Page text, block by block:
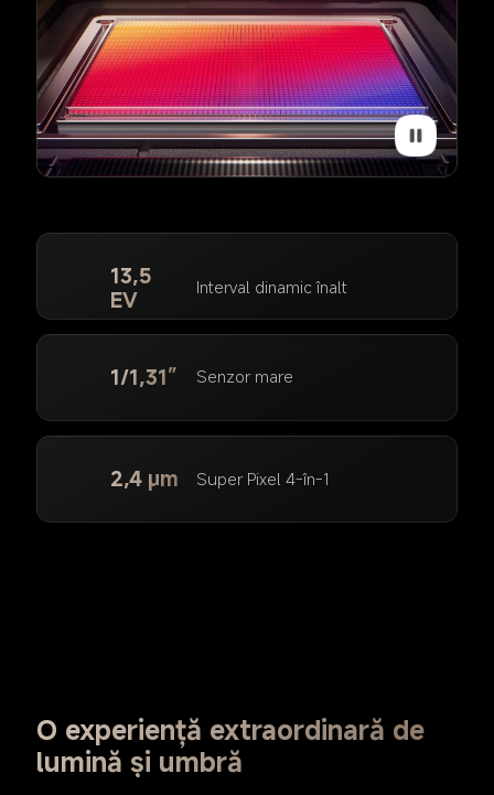
13,5
EV
Interval dinamic înalt
1/1,31” Senzor mare
2,4 μm Super Pixel 4-în-1
O experiență extraordinară de
lumină și umbră